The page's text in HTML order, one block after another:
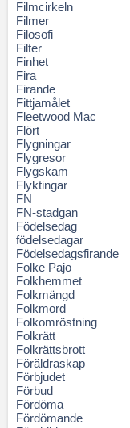
Filmcirkeln
Filmer
Filosofi
Filter
Finhet
Fira
Firande
Fittjamålet
Fleetwood Mac
Flört
Flygningar
Flygresor
Flygskam
Flyktingar
FN
FN-stadgan
Födelsedag
födelsedagar
Födelsedagsfirande
Folke Pajo
Folkhemmet
Folkmängd
Folkmord
Folkomröstning
Folkrätt
Folkrättsbrott
Föräldraskap
Förbjudet
Förbud
Fördöma
Fördömande